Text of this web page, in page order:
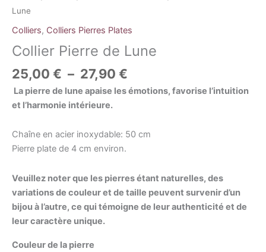
Lune
Colliers, Colliers Pierres Plates
Collier Pierre de Lune
25,00 € – 27,90 €
La pierre de lune apaise les émotions, favorise l’intuition
et l’harmonie intérieure.
Chaîne en acier inoxydable: 50 cm
Pierre plate de 4 cm environ.
Veuillez noter que les pierres étant naturelles, des
variations de couleur et de taille peuvent survenir d’un
bijou à l’autre, ce qui témoigne de leur authenticité et de
leur caractère unique.
Couleur de la pierre